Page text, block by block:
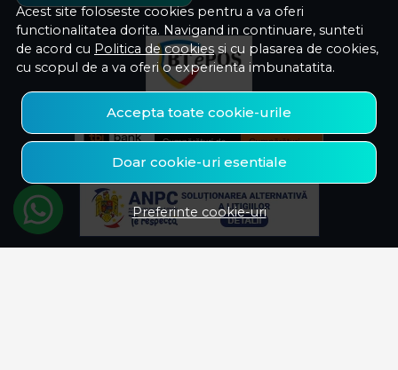
Acest site foloseste cookies pentru a va oferi
functionalitatea dorita. Navigand in continuare, sunteti
de acord cu Politica de cookies si cu plasarea de cookies,
cu scopul de a va oferi o experienta imbunatatita.
Accepta toate cookie-urile
Doar cookie-uri esentiale
Preferinte cookie-uri